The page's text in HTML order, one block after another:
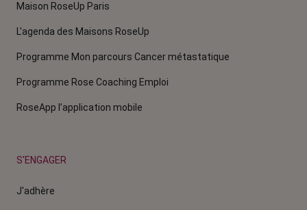
Maison RoseUp Paris
L'agenda des Maisons RoseUp
Programme Mon parcours Cancer métastatique
Programme Rose Coaching Emploi
RoseApp l’application mobile
S'ENGAGER
J'adhère